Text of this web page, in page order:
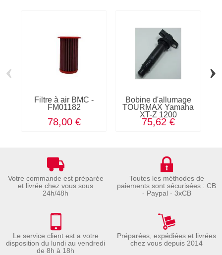
Filtre à air BMC -
FM01182
78,00 €
Bobine d'allumage
TOURMAX Yamaha
XT-Z 1200
75,62 €
‹ ›
Votre commande est préparée
et livrée chez vous sous
24h/48h
Toutes les méthodes de
paiements sont sécurisées : CB
- Paypal - 3xCB
Le service client est a votre
disposition du lundi au vendredi
de 8h à 18h
Préparées, expédiées et livrées
chez vous depuis 2014